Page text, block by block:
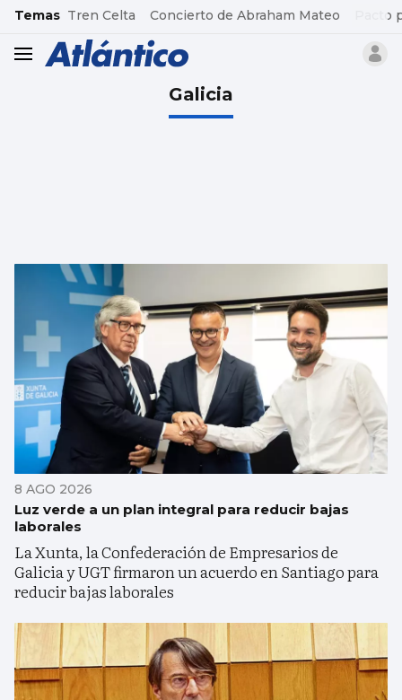
common.go-to-content
Temas Tren Celta Concierto de Abraham Mateo Pacto
header.menu.open
Galicia
8 AGO 2026
Luz verde a un plan integral para reducir bajas
laborales
La Xunta, la Confederación de Empresarios de
Galicia y UGT firmaron un acuerdo en Santiago para
reducir bajas laborales